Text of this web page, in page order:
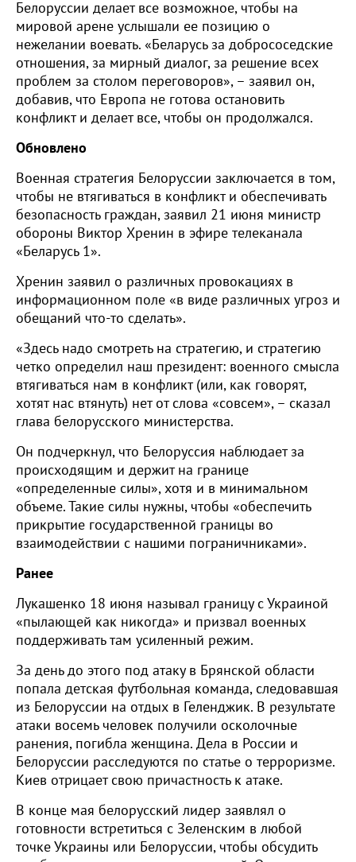
Белоруссии делает все возможное, чтобы на
мировой арене услышали ее позицию о
нежелании воевать. «Беларусь за добрососедские
отношения, за мирный диалог, за решение всех
проблем за столом переговоров», – заявил он,
добавив, что Европа не готова остановить
конфликт и делает все, чтобы он продолжался.
Обновлено
Военная стратегия Белоруссии заключается в том,
чтобы не втягиваться в конфликт и обеспечивать
безопасность граждан, заявил 21 июня министр
обороны Виктор Хренин в эфире телеканала
«Беларусь 1».
Хренин заявил о различных провокациях в
информационном поле «в виде различных угроз и
обещаний что-то сделать».
«Здесь надо смотреть на стратегию, и стратегию
четко определил наш президент: военного смысла
втягиваться нам в конфликт (или, как говорят,
хотят нас втянуть) нет от слова «совсем», – сказал
глава белорусского министерства.
Он подчеркнул, что Белоруссия наблюдает за
происходящим и держит на границе
«определенные силы», хотя и в минимальном
объеме. Такие силы нужны, чтобы «обеспечить
прикрытие государственной границы во
взаимодействии с нашими пограничниками».
Ранее
Лукашенко 18 июня называл границу с Украиной
«пылающей как никогда» и призвал военных
поддерживать там усиленный режим.
За день до этого под атаку в Брянской области
попала детская футбольная команда, следовавшая
из Белоруссии на отдых в Геленджик. В результате
атаки восемь человек получили осколочные
ранения, погибла женщина. Дела в России и
Белоруссии расследуются по статье о терроризме.
Киев отрицает свою причастность к атаке.
В конце мая белорусский лидер заявлял о
готовности встретиться с Зеленским в любой
точке Украины или Белоруссии, чтобы обсудить